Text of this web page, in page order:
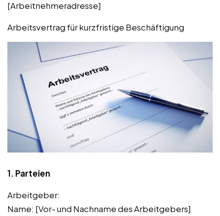
[Arbeitnehmeradresse]
Arbeitsvertrag für kurzfristige Beschäftigung
1. Parteien
Arbeitgeber:
Name: [Vor- und Nachname des Arbeitgebers]